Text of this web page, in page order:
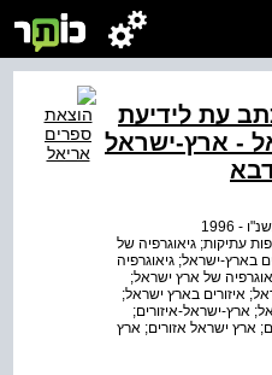
עת לידיעת
- ארץ-ישראל
- 1996
עתיקות; גיאוגרפיה של
בארץ-ישראל; גיאוגרפיה
של ארץ ישראל;
איזורים בארץ ישראל;
ארץ-ישראל-איזורים;
ארץ ישראל אזורים; ארץ